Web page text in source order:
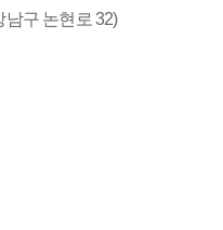
구 논현로 32)